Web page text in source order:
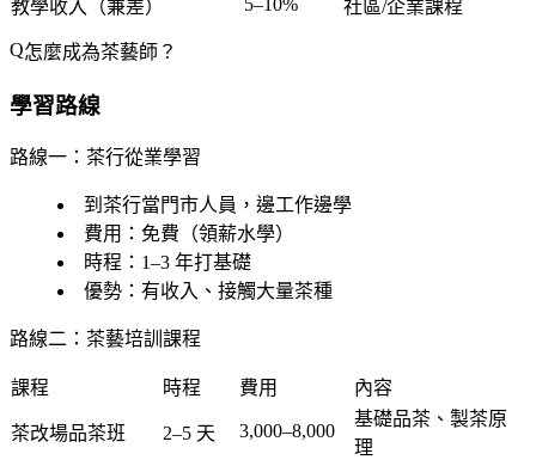
教學收入（兼差）
社區/企業課程
怎麼成為茶藝師？
學習路線
路線一：茶行從業學習
到茶行當門市人員，邊工作邊學
費用：免費（領薪水學）
時程：1–3 年打基礎
優勢：有收入、接觸大量茶種
路線二：茶藝培訓課程
課程 時程 費用 內容
茶改場品茶班 2–5 天 3,000–8,000
基礎品茶、製茶原
理